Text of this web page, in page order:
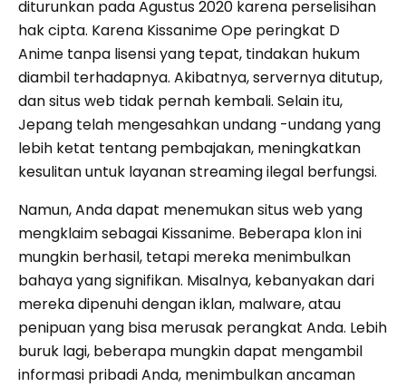
diturunkan pada Agustus 2020 karena perselisihan
hak cipta. Karena Kissanime Ope peringkat D
Anime tanpa lisensi yang tepat, tindakan hukum
diambil terhadapnya. Akibatnya, servernya ditutup,
dan situs web tidak pernah kembali. Selain itu,
Jepang telah mengesahkan undang -undang yang
lebih ketat tentang pembajakan, meningkatkan
kesulitan untuk layanan streaming ilegal berfungsi.
Namun, Anda dapat menemukan situs web yang
mengklaim sebagai Kissanime. Beberapa klon ini
mungkin berhasil, tetapi mereka menimbulkan
bahaya yang signifikan. Misalnya, kebanyakan dari
mereka dipenuhi dengan iklan, malware, atau
penipuan yang bisa merusak perangkat Anda. Lebih
buruk lagi, beberapa mungkin dapat mengambil
informasi pribadi Anda, menimbulkan ancaman